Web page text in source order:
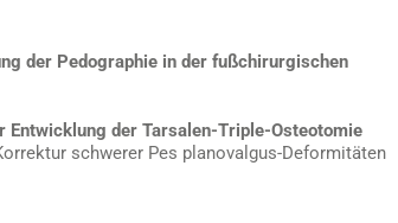
der Pedographie in der fußchirurgischen
Entwicklung der Tarsalen-Triple-Osteotomie
schwerer Pes planovalgus-Deformitäten